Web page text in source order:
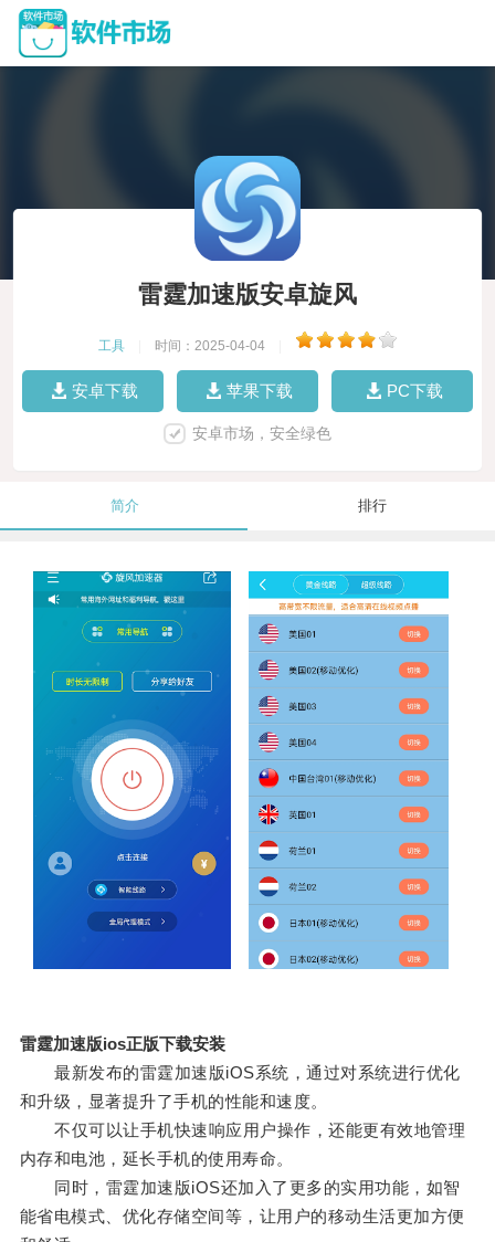
雷霆加速版安卓旋风
工具 时间：2025-04-04
安卓下载 苹果下载 PC下载
安卓市场，安全绿色
简介 排行
雷霆加速版ios正版下载安装
最新发布的雷霆加速版iOS系统，通过对系统进行优化
和升级，显著提升了手机的性能和速度。
不仅可以让手机快速响应用户操作，还能更有效地管理
内存和电池，延长手机的使用寿命。
同时，雷霆加速版iOS还加入了更多的实用功能，如智
能省电模式、优化存储空间等，让用户的移动生活更加方便